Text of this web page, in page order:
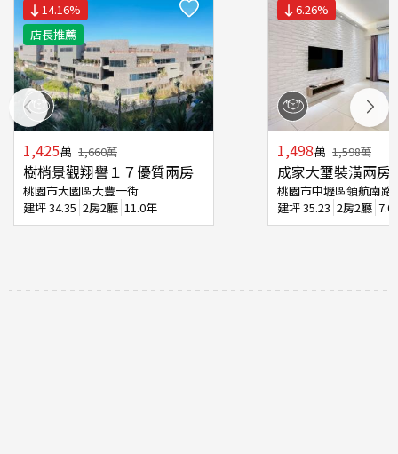
14.16%
店長推薦
1,425萬 1,660萬
樹梢景觀翔譽１７優質兩房
桃園市大園區大豐一街
建坪34.35 2房2廳 11.0年
6.26%
1,498萬 1,598萬
成家大璽裝潢兩房
桃園市中壢區領航南路
建坪35.23 2房2廳 7.0